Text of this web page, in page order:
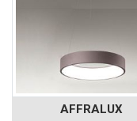
AFFRALUX